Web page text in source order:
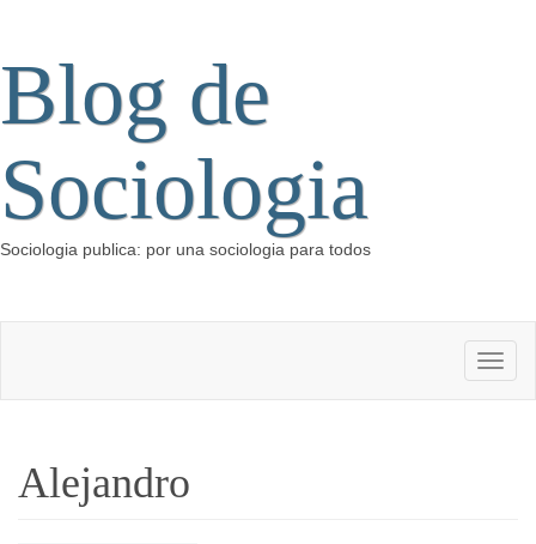
Blog de
Sociologia
Sociologia publica: por una sociologia para todos
Alejandro